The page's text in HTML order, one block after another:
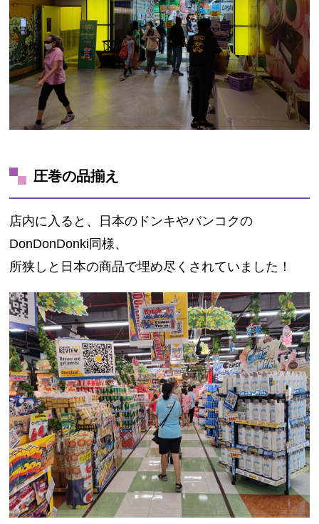
圧巻の品揃え
店内に入ると、日本のドンキやバンコクの
DonDonDonki同様、
所狭しと日本の商品で埋め尽くされていました！